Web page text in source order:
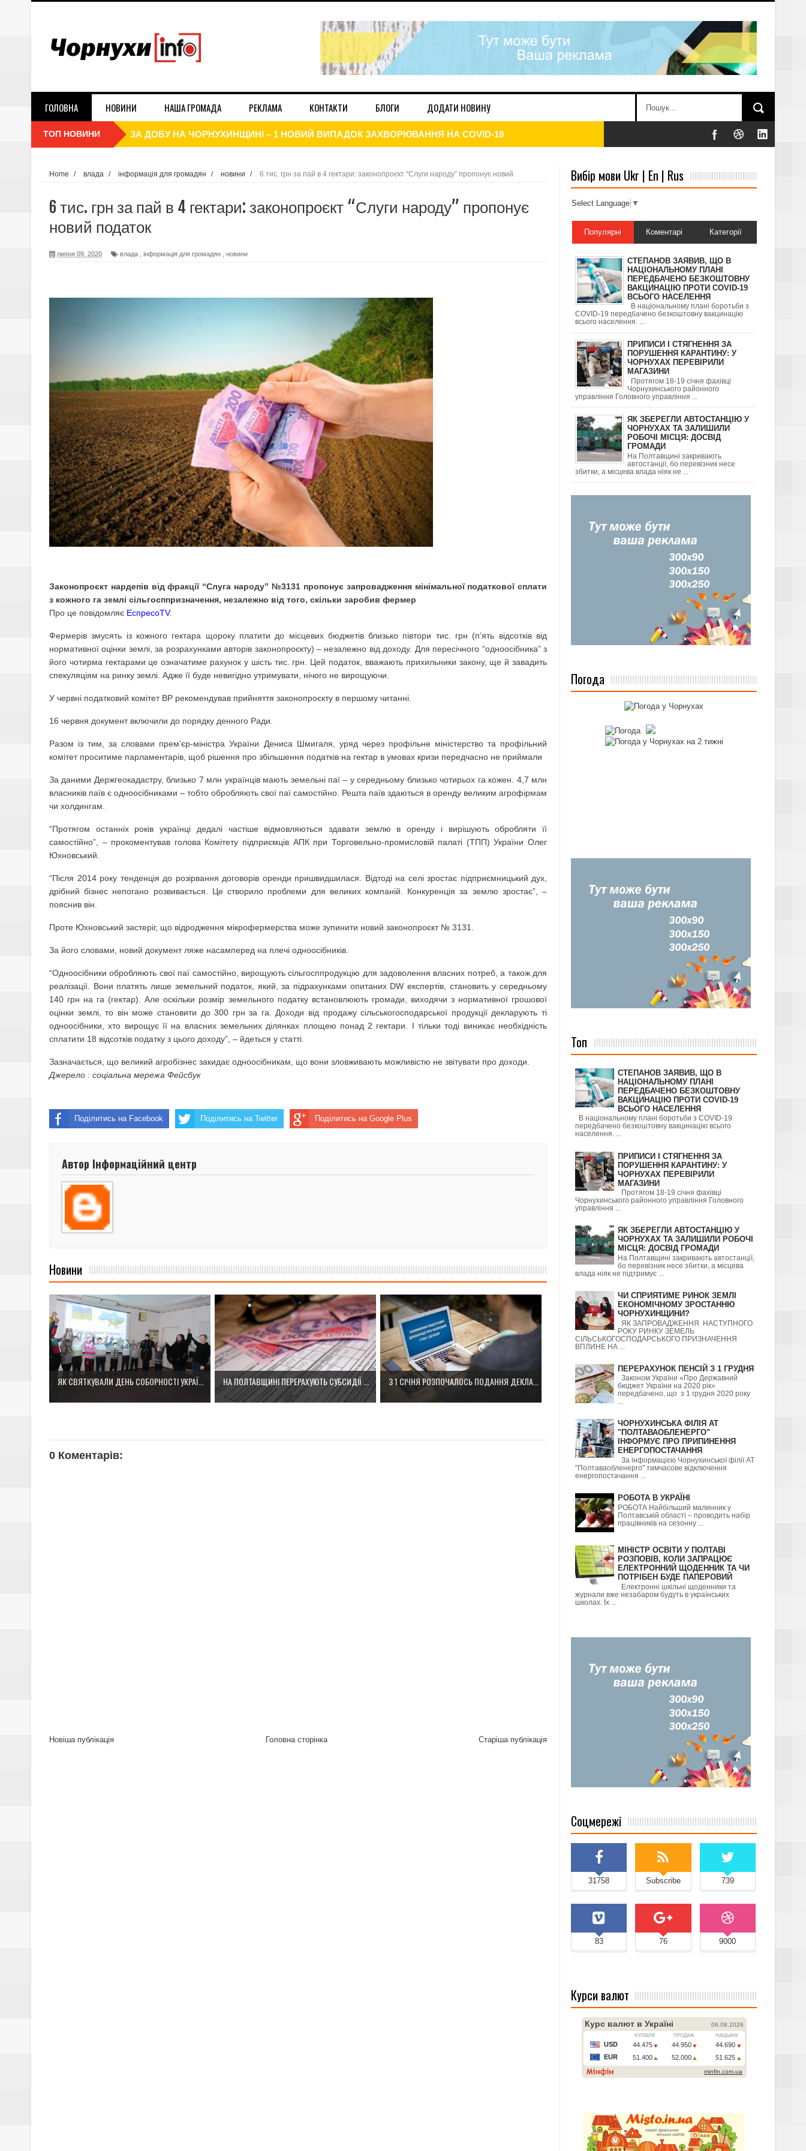
ГОЛОВНА НОВИНИ НАША ГРОМАДА РЕКЛАМА КОНТАКТИ БЛОГИ ДОДАТИ НОВИНУ
ТОП НОВИНИ ЗА ДОБУ НА ЧОРНУХИНЩИНІ – 1 НОВИЙ ВИПАДОК ЗАХВОРЮВАННЯ НА COVID-19
ЧИ ПОДОРОЖЧАЄ ПШЕНИЦЯ В ЧОРНУХАХ?
ХЕЙЛІВЩИНСЬКИЙ СБК ВІТАЄ З ДНЕМ СОБОРНОСТІ УКРАЇНИ
НА ПОЛТАВЩИНІ ПЕРЕРАХУЮТЬ СУБСИДІЇ ТА ПІЛЬГИ ЗА СІЧЕНЬ 2021 РОКУ З УРАХУВАННЯМ
З 1 СІЧНЯ РОЗПОЧАЛОСЬ ПОДАННЯ ДЕКЛАРАЦІЇ ПРО МАЙНОВИЙ СТАН І ДОХОДІВ
ЗА ДОБУ НА ЧОРНУХИНЩИНІ – 2 НОВИХ ВИПАДКИ ЗАХВОРЮВАННЯ НА COVID-19
КОНЦЕРТ ДО ДНЯ СОБОРНОСТІ УКРАЇНИ. ЧОРНУХИ. 2015 РІК
КАРАНТИННІ ЗАХОДИ НЕ ДОЗВОЛИЛИ ВІДЗНАЧИТИ ДЕНЬ СОБОРНОСТІ У ЧОРНУХАХ ТАК, ЯК В
ПОПЕРЕДНІ РОКИ
ШТРАФ 8,5 ТИСЯЧ ГРН АБО ПОЗБАВЛЕННЯ ПРАВ - ЩО ЧЕКАЄ НА "ЄВРОБЛЯХЕРІВ", ЯКИХ УПІЙМАЛИ
НА ПОРУШЕННІ
ЕЛЕКТРОННИЙ ЛІКАРНЯНИЙ ТА ЗМІНА МІСЦЯ РЕЄСТРАЦІЇ: ЯКІ ПОСЛУГИ БУДУТЬ ДОСТУПНІ В ДІЇ
ЦЬОГОРІЧ
ЧОРНУШАНИ ЗНОВУ ПЕРЕМОЖЦІ
ЧОРНУШАНИ, ДОЛУЧАЄМОСЬ ДО АКЦІЇ "ЗРОБИ І НАПОВНИ ГОДІВНИЧКУ..."
РЕКОНСТРУКЦІЯ ЧОРНУХИНСЬКОГО ЛІЦЕЮ ІМ. Г.С.СКОВОРОДИ
ПЛАТНИКИ ЄДИНОГО ПОДАТКУ І ГРУПИ ТИМЧАСОВО ЗВІЛЬНЕНІ ВІД СПЛАТИ ЦЬОГО ПОДАТКУ, – ДПС
ПОЛТАВЩИНИ
В 2020 РОЦІ ВІДБУЛОСЯ ТРИ СЕСІЇ НОВООБРАНОЇ ЧОРНУХИНСЬКОЇ СЕЛИЩНОЇ РАДИ
Home / влада / інформація для громадян / новини /
6 тис. грн за пай в 4 гектари: законопроєкт “Слуги народу” пропонує новий
6 тис. грн за пай в 4 гектари: законопроєкт “Слуги народу” пропонує
новий податок
липня 09, 2020 влада інформація для громадян новини
Законопроєкт нардепів від фракції “Слуга народу” №3131 пропонує запровадження мінімальної податкової сплати
з кожного га землі сільгосппризначення, незалежно від того, скільки заробив фермер
Про це повідомляє ЕспресоTV.
Фермерів змусять із кожного гектара щороку платити до місцевих бюджетів близько півтори тис. грн (п’ять відсотків від
нормативної оцінки землі, за розрахунками авторів законопроєкту) – незалежно від доходу. Для пересічного “одноосібника” з
його чотирма гектарами це означатиме рахунок у шість тис. грн. Цей податок, вважають прихильники закону, ще й завадить
спекуляціям на ринку землі. Адже її буде невигідно утримувати, нічого не вирощуючи.
У червні податковий комітет ВР рекомендував прийняття законопроєкту в першому читанні.
16 червня документ включили до порядку денного Ради.
Разом із тим, за словами прем’єр-міністра України Дениса Шмигаля, уряд через профільне міністерство та профільний
комітет проситиме парламентарів, щоб рішення про збільшення податків на гектар в умовах кризи передчасно не приймали
За даними Держгеокадастру, близько 7 млн українців мають земельні паї – у середньому близько чотирьох га кожен. 4,7 млн
власників паїв є одноосібниками – тобто обробляють свої паї самостійно. Решта паїв здаються в оренду великим агрофірмам
чи холдингам.
“Протягом останніх років українці дедалі частіше відмовляються здавати землю в оренду і вирішують обробляти її
самостійно”, – прокоментував голова Комітету підприємців АПК при Торговельно-промисловій палаті (ТПП) України Олег
Юхновський.
“Після 2014 року тенденція до розірвання договорів оренди пришвидшилася. Відтоді на селі зростає підприємницький дух,
дрібний бізнес непогано розвивається. Це створило проблеми для великих компаній. Конкуренція за землю зростає”, –
пояснив він.
Проте Юхновський застеріг, що відродження мікрофермерства може зупинити новий законопроєкт № 3131.
За його словами, новий документ ляже насамперед на плечі одноосібників.
“Одноосібники обробляють свої паї самостійно, вирощують сільгосппродукцію для задоволення власних потреб, а також для
реалізації. Вони платять лише земельний податок, який, за підрахунками опитаних DW експертів, становить у середньому
140 грн на га (гектар). Але оскільки розмір земельного податку встановлюють громади, виходячи з нормативної грошової
оцінки землі, то він може становити до 300 грн за га. Доходи від продажу сільськогосподарської продукції декларують ті
одноосібники, хто вирощує її на власних земельних ділянках площею понад 2 гектари. І тільки тоді виникає необхідність
сплатити 18 відсотків податку з цього доходу”, – йдеться у статті.
Зазначається, що великий агробізнес закидає одноосібникам, що вони зловживають можливістю не звітувати про доходи.
Джерело : соціальна мережа Фейсбук
Поділитись на Facebook Поділитись на Twitter Поділитись на Google Plus
Автор Інформаційний центр
Новини
ЯК СВЯТКУВАЛИ ДЕНЬ СОБОРНОСТІ УКРАЇ... НА ПОЛТАВЩИНІ ПЕРЕРАХУЮТЬ СУБСИДІЇ ... З 1 СІЧНЯ РОЗПОЧАЛОСЬ ПОДАННЯ ДЕКЛА...
0 Коментарів:
Новіша публікація Старіша публікація
Головна сторінка
Вибір мови Ukr | En | Rus
Select Language ▼
Популярні Коментарі Категорії
СТЕПАНОВ ЗАЯВИВ, ЩО В
НАЦІОНАЛЬНОМУ ПЛАНІ
ПЕРЕДБАЧЕНО БЕЗКОШТОВНУ
ВАКЦИНАЦІЮ ПРОТИ COVID-19
ВСЬОГО НАСЕЛЕННЯ
В національному плані боротьби з
COVID-19 передбачено безкоштовну вакцинацію
всього населення. ...
ПРИПИСИ І СТЯГНЕННЯ ЗА
ПОРУШЕННЯ КАРАНТИНУ: У
ЧОРНУХАХ ПЕРЕВІРИЛИ
МАГАЗИНИ
Протягом 18-19 січня фахівці
Чорнухинського районного
управління Головного управління ...
ЯК ЗБЕРЕГЛИ АВТОСТАНЦІЮ У
ЧОРНУХАХ ТА ЗАЛИШИЛИ
РОБОЧІ МІСЦЯ: ДОСВІД
ГРОМАДИ
На Полтавщині закривають
автостанції, бо перевізник несе
збитки, а місцева влада ніяк не ...
Погода
Топ
СТЕПАНОВ ЗАЯВИВ, ЩО В
НАЦІОНАЛЬНОМУ ПЛАНІ
ПЕРЕДБАЧЕНО БЕЗКОШТОВНУ
ВАКЦИНАЦІЮ ПРОТИ COVID-19
ВСЬОГО НАСЕЛЕННЯ
В національному плані боротьби з COVID-19
передбачено безкоштовну вакцинацію всього
населення. ...
ПРИПИСИ І СТЯГНЕННЯ ЗА
ПОРУШЕННЯ КАРАНТИНУ: У
ЧОРНУХАХ ПЕРЕВІРИЛИ
МАГАЗИНИ
Протягом 18-19 січня фахівці
Чорнухинського районного управління Головного
управління ...
ЯК ЗБЕРЕГЛИ АВТОСТАНЦІЮ У
ЧОРНУХАХ ТА ЗАЛИШИЛИ РОБОЧІ
МІСЦЯ: ДОСВІД ГРОМАДИ
На Полтавщині закривають автостанції,
бо перевізник несе збитки, а місцева
влада ніяк не підтримує ...
ЧИ СПРИЯТИМЕ РИНОК ЗЕМЛІ
ЕКОНОМІЧНОМУ ЗРОСТАННЮ
ЧОРНУХИНЩИНИ?
ЯК ЗАПРОВАДЖЕННЯ НАСТУПНОГО
РОКУ РИНКУ ЗЕМЕЛЬ
СІЛЬСЬКОГОСПОДАРСЬКОГО ПРИЗНАЧЕННЯ
ВПЛИНЕ НА ...
ПЕРЕРАХУНОК ПЕНСІЙ З 1 ГРУДНЯ
Законом України «Про Державний
бюджет України на 2020 рік»
передбачено, що з 1 грудня 2020 року
ЧОРНУХИНСЬКА ФІЛІЯ АТ
"ПОЛТАВАОБЛЕНЕРГО"
ІНФОРМУЄ ПРО ПРИПИНЕННЯ
ЕНЕРГОПОСТАЧАННЯ
За інформацією Чорнухинської філії АТ
"Полтаваобленерго" тимчасове відключення
енергопостачання ...
РОБОТА В УКРАЇНІ
РОБОТА Найбільший малинник у
Полтавській області – проводить набір
працівників на сезонну ...
МІНІСТР ОСВІТИ У ПОЛТАВІ
РОЗПОВІВ, КОЛИ ЗАПРАЦЮЄ
ЕЛЕКТРОННИЙ ЩОДЕННИК ТА ЧИ
ПОТРІБЕН БУДЕ ПАПЕРОВИЙ
Електронні шкільні щоденники та
журнали вже незабаром будуть в українських
школах. Їх ...
Соцмережі
31758 Subscribe 739
83 76 9000
Курси валют